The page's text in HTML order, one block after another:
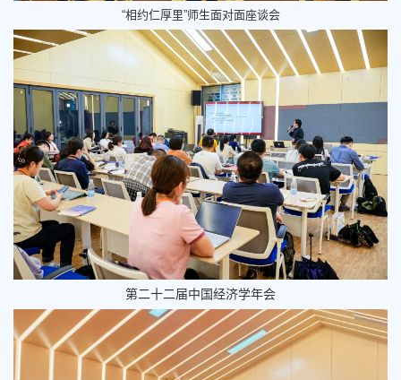
“相约仁厚里”师生面对面座谈会
第二十二届中国经济学年会